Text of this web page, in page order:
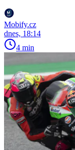
Mobify.cz
dnes, 18:14
4 min